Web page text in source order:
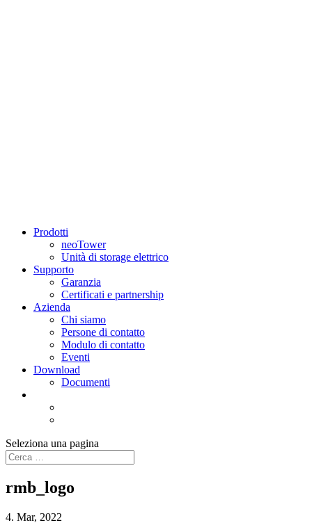
Prodotti
neoTower
Unità di storage elettrico
Supporto
Garanzia
Certificati e partnership
Azienda
Chi siamo
Persone di contatto
Modulo di contatto
Eventi
Download
Documenti
Seleziona una pagina
rmb_logo
4. Mar, 2022